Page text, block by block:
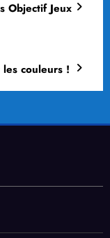
Objectif Jeux
couleurs !